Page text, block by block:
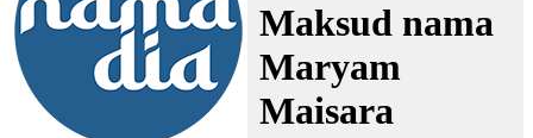
Maksud nama
Maryam
Maisara